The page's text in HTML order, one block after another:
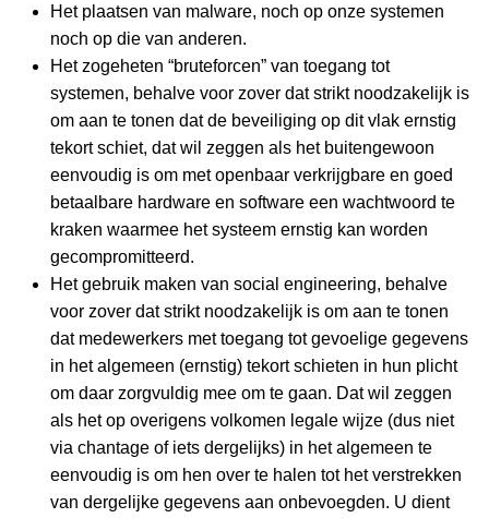
Het plaatsen van malware, noch op onze systemen
noch op die van anderen.
Het zogeheten “bruteforcen” van toegang tot
systemen, behalve voor zover dat strikt noodzakelijk is
om aan te tonen dat de beveiliging op dit vlak ernstig
tekort schiet, dat wil zeggen als het buitengewoon
eenvoudig is om met openbaar verkrijgbare en goed
betaalbare hardware en software een wachtwoord te
kraken waarmee het systeem ernstig kan worden
gecompromitteerd.
Het gebruik maken van social engineering, behalve
voor zover dat strikt noodzakelijk is om aan te tonen
dat medewerkers met toegang tot gevoelige gegevens
in het algemeen (ernstig) tekort schieten in hun plicht
om daar zorgvuldig mee om te gaan. Dat wil zeggen
als het op overigens volkomen legale wijze (dus niet
via chantage of iets dergelijks) in het algemeen te
eenvoudig is om hen over te halen tot het verstrekken
van dergelijke gegevens aan onbevoegden. U dient